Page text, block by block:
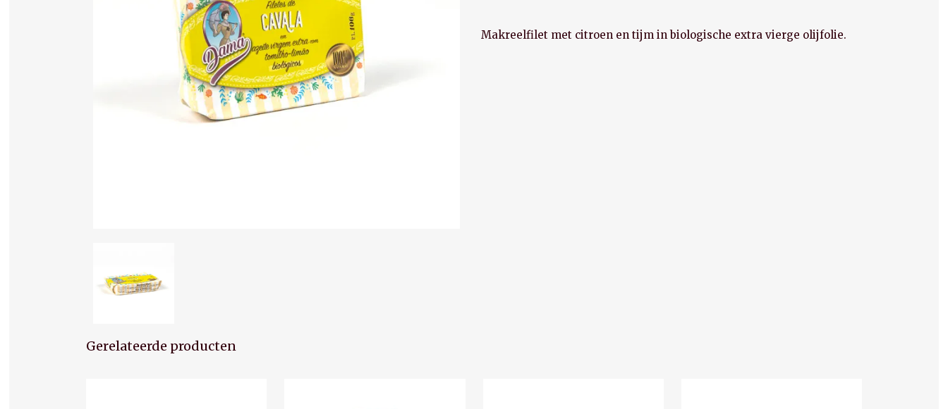
Makreelfilet met citroen en tijm in biologische extra vierge olijfolie.
Gerelateerde producten